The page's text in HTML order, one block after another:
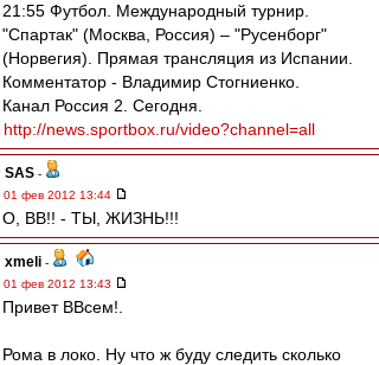
21:55 Футбол. Международный турнир.
"Спартак" (Москва, Россия) – "Русенборг"
(Норвегия). Прямая трансляция из Испании.
Комментатор - Владимир Стогниенко.
Канал Россия 2. Сегодня.
http://news.sportbox.ru/video?channel=all
SAS -
01 фев 2012 13:44
О, ВВ!! - ТЫ, ЖИЗНЬ!!!
xmeli -
01 фев 2012 13:43
Привет ВВсем!.
Рома в локо. Ну что ж буду следить сколько